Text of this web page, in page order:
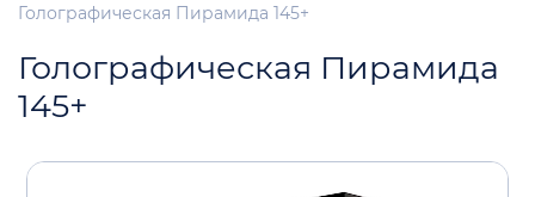
Голографическая Пирамида 145+
Голографическая Пирамида
145+